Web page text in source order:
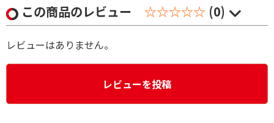
この商品のレビュー ☆☆☆☆☆ (0)
レビューはありません。
レビューを投稿